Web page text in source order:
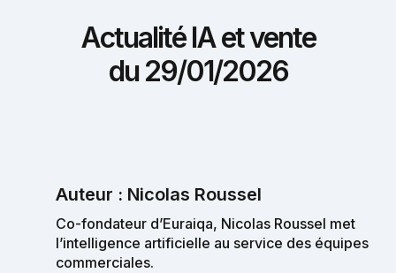
Actualité IA et vente
du 29/01/2026
Auteur : Nicolas Roussel
Co-fondateur d’Euraiqa, Nicolas Roussel met
l’intelligence artificielle au service des équipes
commerciales.